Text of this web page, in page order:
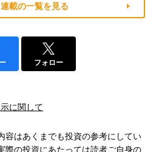
載の一覧を見る
フォロー
に関して
容はあくまでも投資の参考にしてい
際の投資にあたっては読者ご自身の